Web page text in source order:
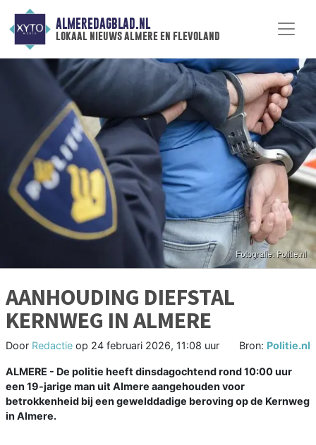
ALMEREDAGBLAD.NL
lokaal nieuws almere en flevoland
AANHOUDING DIEFSTAL
KERNWEG IN ALMERE
Door Redactie op 24 februari 2026, 11:08 uur Bron: Politie.nl
ALMERE - De politie heeft dinsdagochtend rond 10:00 uur
een 19-jarige man uit Almere aangehouden voor
betrokkenheid bij een gewelddadige beroving op de Kernweg
in Almere.